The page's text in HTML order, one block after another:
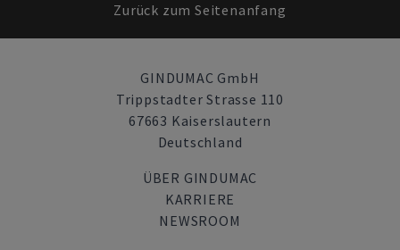
Zurück zum Seitenanfang
GINDUMAC GmbH
Trippstadter Strasse 110
67663 Kaiserslautern
Deutschland
ÜBER GINDUMAC
KARRIERE
NEWSROOM